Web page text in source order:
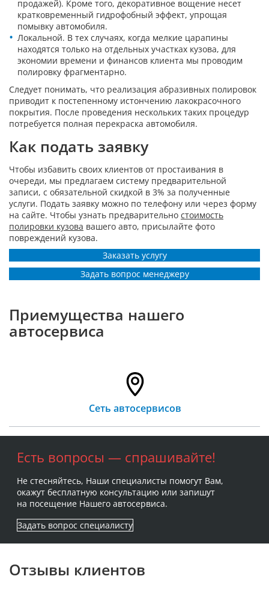
продажей). Кроме того, декоративное вощение несет
кратковременный гидрофобный эффект, упрощая
помывку автомобиля.
Локальной. В тех случаях, когда мелкие царапины
находятся только на отдельных участках кузова, для
экономии времени и финансов клиента мы проводим
полировку фрагментарно.
Следует понимать, что реализация абразивных полировок
приводит к постепенному истончению лакокрасочного
покрытия. После проведения нескольких таких процедур
потребуется полная перекраска автомобиля.
Как подать заявку
Чтобы избавить своих клиентов от простаивания в
очереди, мы предлагаем систему предварительной
записи, с обязательной скидкой в 3% за полученные
услуги. Подать заявку можно по телефону или через форму
на сайте. Чтобы узнать предварительно стоимость
полировки кузова вашего авто, присылайте фото
повреждений кузова.
Заказать услугу
Задать вопрос менеджеру
Приемущества нашего
автосервиса
Сеть автосервисов
Есть вопросы — спрашивайте!
Не стесняйтесь, Наши специалисты помогут Вам,
окажут бесплатную консультацию или запишут
на посещение Нашего автосервиса.
Задать вопрос специалисту
Отзывы клиентов